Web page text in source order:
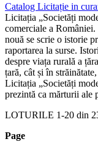
Catalog Licitație in
Licitația „Societăți
comerciale a
nouă se scrie o istorie
raportarea la surse.
despre viața rurală a
țară, cât și în
Licitația „Societăți
prezintă ca mărturii ale
LOTURILE 1-20 din
Page